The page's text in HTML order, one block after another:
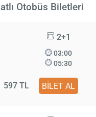
Otobüs Biletleri
2+1
03:00
05:30
597 TL BİLET AL